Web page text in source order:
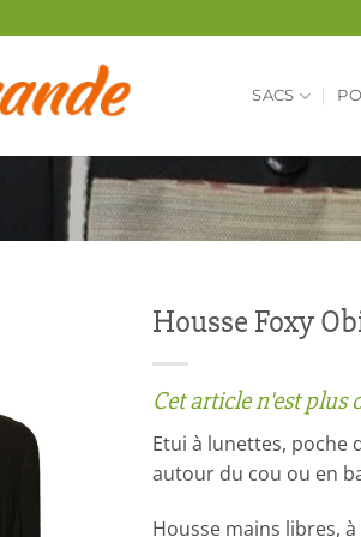
SACS
Housse Foxy
Cet article n'est plus
Etui à lunettes, poche
autour du cou ou en
Housse mains libres,